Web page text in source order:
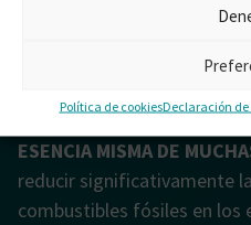
Política de cookiesDeclaración
UN MUNDO
FORMA
EL AUMENTO DE LA
ESENCIA MISMA DE
reducir significativamente
combustibles fósiles en